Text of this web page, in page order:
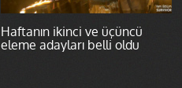
Haftanın ikinci ve üçüncü
eleme adayları belli oldu